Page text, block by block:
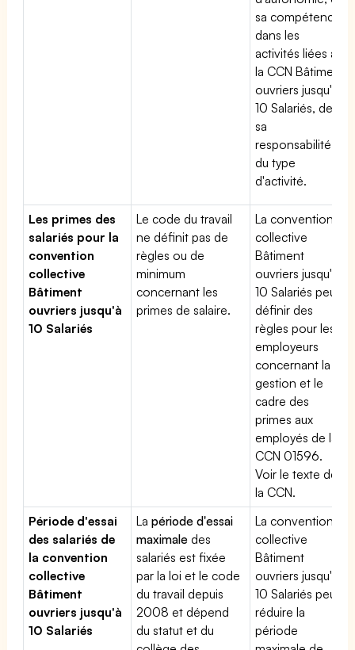
sa compétence
dans les
activités liées à
la CCN Bâtiment
ouvriers jusqu'à
10 Salariés, de
sa
responsabilité et
du type
d'activité.
Les primes des
salariés pour la
convention
collective
Bâtiment
ouvriers jusqu'à
10 Salariés
Le code du travail
ne définit pas de
règles ou de
minimum
concernant les
primes de salaire.
La convention
collective
Bâtiment
ouvriers jusqu'à
10 Salariés peut
définir des
règles pour les
employeurs
concernant la
gestion et le
cadre des
primes aux
employés de la
CCN 01596.
Voir le texte de
la CCN.
Période d'essai
des salariés de
la convention
collective
Bâtiment
ouvriers jusqu'à
10 Salariés
Lapériode d'essai
maximale des
salariés est fixée
par la loi et le code
du travail depuis
2008 et dépend
du statut et du
La convention
collective
Bâtiment
ouvriers jusqu'à
10 Salariés peut
réduire la
période